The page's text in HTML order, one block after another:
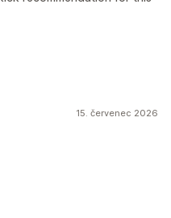
15. červenec 2026